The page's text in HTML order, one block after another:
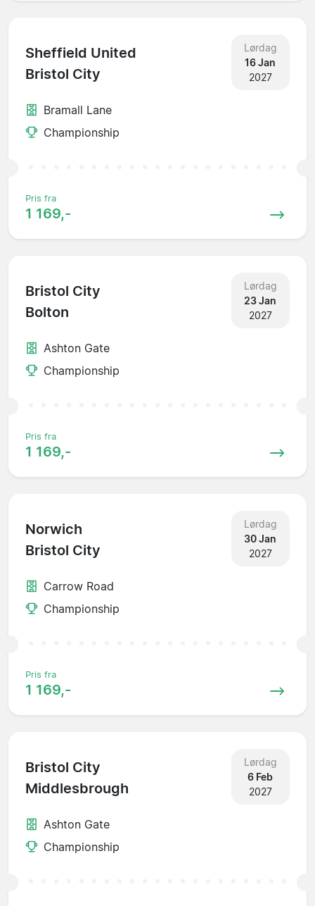
Sheffield United
Bristol City
Lørdag
16 Jan
2027
Bramall Lane
Championship
Pris fra
1 169,-
Bristol City
Bolton
Lørdag
23 Jan
2027
Ashton Gate
Championship
Pris fra
1 169,-
Norwich
Bristol City
Lørdag
30 Jan
2027
Carrow Road
Championship
Pris fra
1 169,-
Bristol City
Middlesbrough
Lørdag
6 Feb
2027
Ashton Gate
Championship